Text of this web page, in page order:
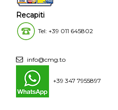
Recapiti
Tel: +39 011 645802
info@cmg.to
+39 347 7955897